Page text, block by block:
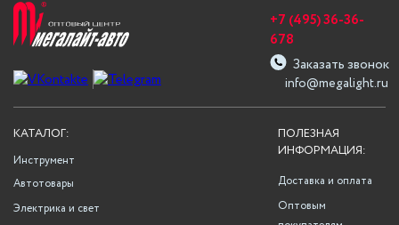
info@megalight.ru
+7 (495) 36-36-
678
Заказать звонок
ПОЛЕЗНАЯ
ИНФОРМАЦИЯ:
Доставка и оплата
Оптовым
КАТАЛОГ:
Инструмент
Автотовары
Электрика и свет